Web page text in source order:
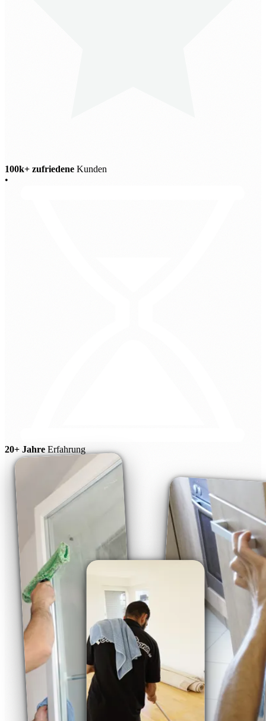
100k+ zufriedene Kunden
•
20+ Jahre Erfahrung